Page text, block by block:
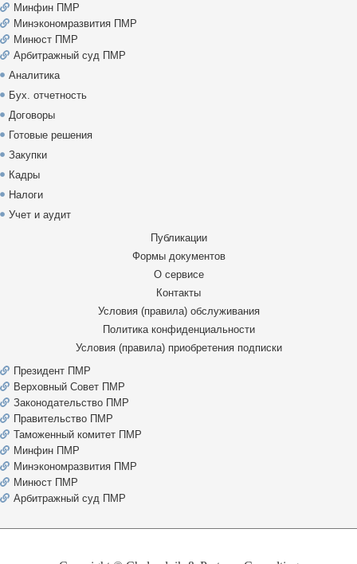
Минфин ПМР
Минэкономразвития ПМР
Минюст ПМР
Арбитражный суд ПМР
Аналитика
Бух. отчетность
Договоры
Готовые решения
Закупки
Кадры
Налоги
Учет и аудит
Публикации
Формы документов
О сервисе
Контакты
Условия (правила) обслуживания
Политика конфиденциальности
Условия (правила) приобретения подписки
Президент ПМР
Верховный Совет ПМР
Законодательство ПМР
Правительство ПМР
Таможенный комитет ПМР
Минфин ПМР
Минэкономразвития ПМР
Минюст ПМР
Арбитражный суд ПМР